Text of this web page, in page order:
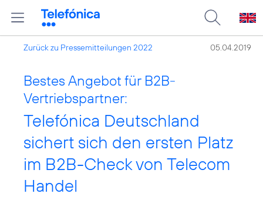
Zurück zu Pressemitteilungen 2022 05.04.2019
Bestes Angebot für B2B-
Vertriebspartner:
Telefónica Deutschland
sichert sich den ersten Platz
im B2B-Check von Telecom
Handel